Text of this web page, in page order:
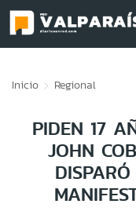
Inicio Regional
PIDEN 17
JOHN